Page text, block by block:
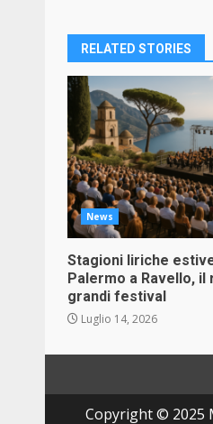
RELATED STORIES
News
Stagioni liriche
Palermo a Ravello,
grandi festival
Luglio 14, 2026
Copyright © 2025